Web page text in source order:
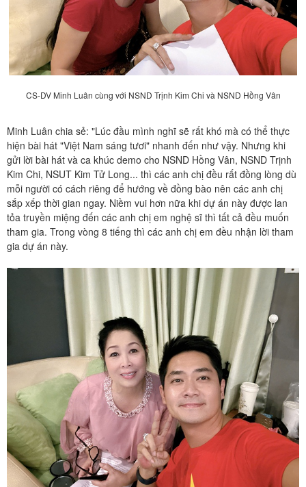
CS-DV Minh Luân cùng với NSND Trịnh Kim Chi và NSND Hồng Vân
Minh Luân chia sẻ: "Lúc đầu mình nghĩ sẽ rất khó mà có thể thực
hiện bài hát "Việt Nam sáng tươi" nhanh đến như vậy. Nhưng khi
gửi lời bài hát và ca khúc demo cho NSND Hồng Vân, NSND Trịnh
Kim Chi, NSUT Kim Tử Long... thì các anh chị đều rất đồng lòng dù
mỗi người có cách riêng để hướng về đồng bào nên các anh chị
sắp xếp thời gian ngay. Niềm vui hơn nữa khi dự án này được lan
tỏa truyền miệng đến các anh chị em nghệ sĩ thì tất cả đều muốn
tham gia. Trong vòng 8 tiếng thì các anh chị em đều nhận lời tham
gia dự án này.